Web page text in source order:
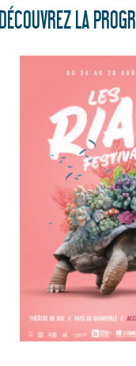
DÉCOUVREZ LA